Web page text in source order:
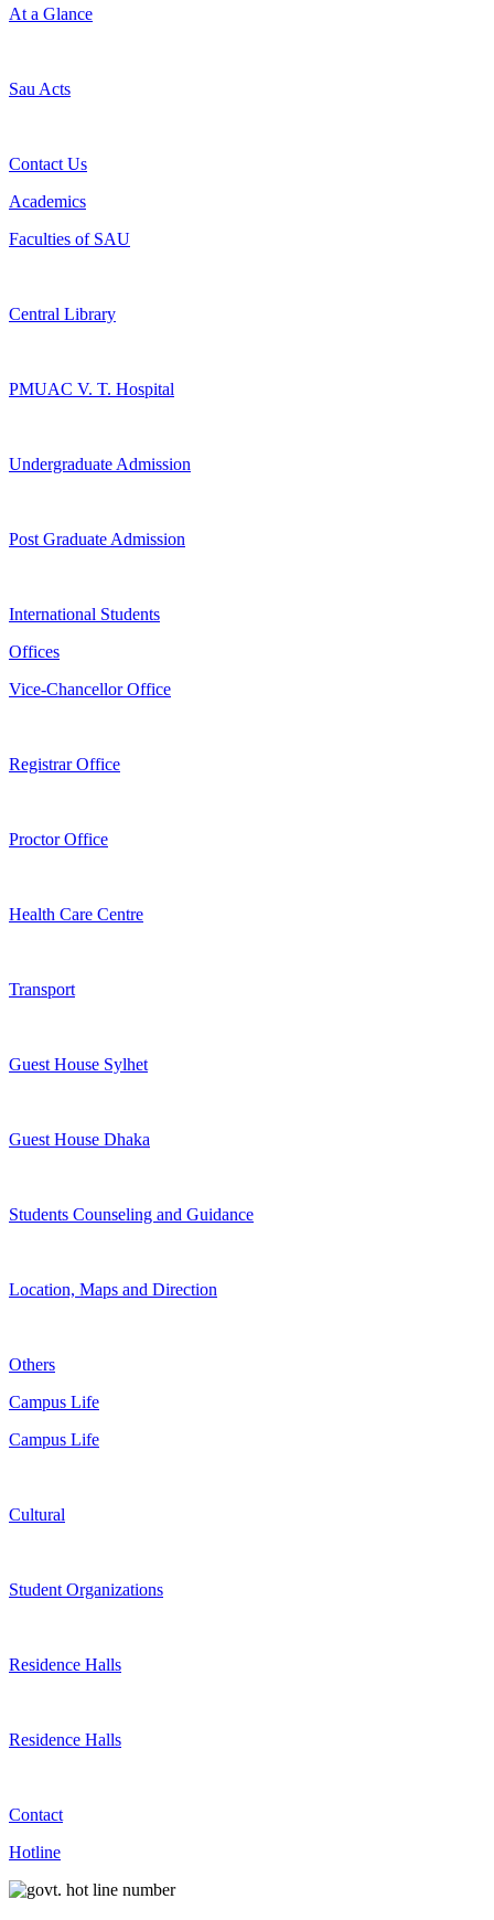
At a Glance
Sau Acts
Contact Us
Academics
Faculties of SAU
Central Library
PMUAC V. T. Hospital
Undergraduate Admission
Post Graduate Admission
International Students
Offices
Vice-Chancellor Office
Registrar Office
Proctor Office
Health Care Centre
Transport
Guest House Sylhet
Guest House Dhaka
Students Counseling and Guidance
Location, Maps and Direction
Others
Campus Life
Campus Life
Cultural
Student Organizations
Residence Halls
Residence Halls
Contact
Hotline